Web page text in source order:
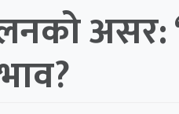
असर: